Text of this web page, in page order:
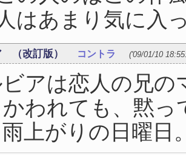
はあまり気に入
（改訂版） コントラ ('09/01/10
アは恋人の兄
われても、黙
上がりの日曜日